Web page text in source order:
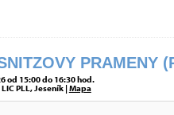
PRAMENY
od 15:00 do 16:30 hod.
PLL, Jeseník |Mapa